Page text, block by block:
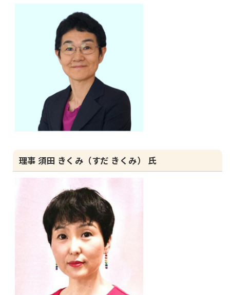
理事 須田 きくみ（すだ きくみ） 氏